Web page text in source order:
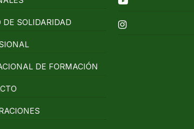
DE SOLIDARIDAD
DE FORMACIÓN
instagram